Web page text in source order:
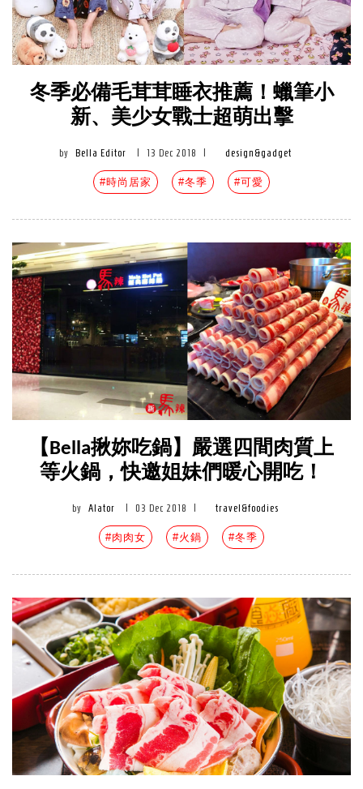
冬季必備毛茸茸睡衣推薦！蠟筆小
新、美少女戰士超萌出擊
by Bella Editor 13 Dec 2018 design&gadget
#時尚居家 #冬季 #可愛
【Bella揪妳吃鍋】嚴選四間肉質上
等火鍋，快邀姐妹們暖心開吃！
by Alator 03 Dec 2018 travel&foodies
#肉肉女 #火鍋 #冬季